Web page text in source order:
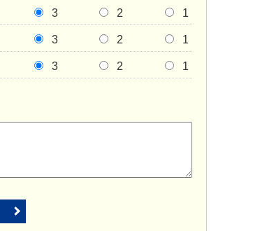
3 2 1
3 2 1
3 2 1